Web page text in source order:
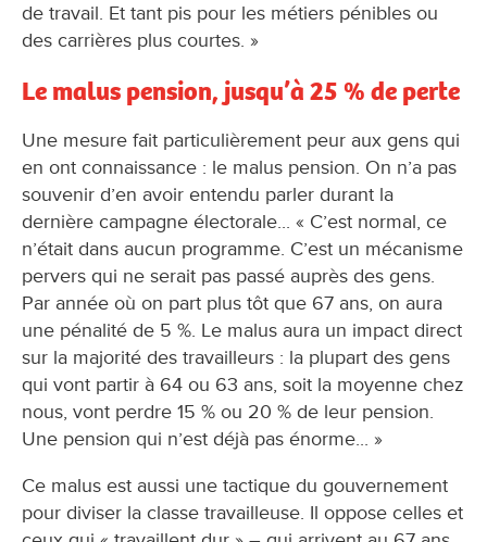
de travail. Et tant pis pour les métiers pénibles ou
des carrières plus courtes. »
Le malus pension, jusqu’à 25 % de perte
Une mesure fait particulièrement peur aux gens qui
en ont connaissance : le malus pension. On n’a pas
souvenir d’en avoir entendu parler durant la
dernière campagne électorale... « C’est normal, ce
n’était dans aucun programme. C’est un mécanisme
pervers qui ne serait pas passé auprès des gens.
Par année où on part plus tôt que 67 ans, on aura
une pénalité de 5 %. Le malus aura un impact direct
sur la majorité des travailleurs : la plupart des gens
qui vont partir à 64 ou 63 ans, soit la moyenne chez
nous, vont perdre 15 % ou 20 % de leur pension.
Une pension qui n’est déjà pas énorme... »
Ce malus est aussi une tactique du gouvernement
pour diviser la classe travailleuse. Il oppose celles et